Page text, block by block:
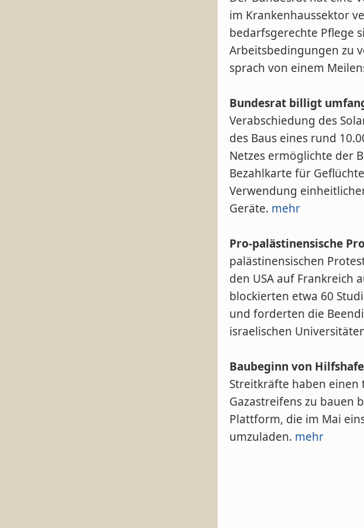
im Krankenhaussektor
bedarfsgerechte Pflege
Arbeitsbedingungen zu
sprach von einem
Bundesrat billigt
Verabschiedung des
des Baus eines rund
Netzes ermöglichte der
Bezahlkarte für
Verwendung
Geräte. mehr
Pro-palästinensische
palästinensischen
den USA auf Frankreich
blockierten etwa 60
und forderten die
israelischen
Baubeginn von
Streitkräfte haben einen
Gazastreifens zu bauen
Plattform, die im Mai
umzuladen. mehr